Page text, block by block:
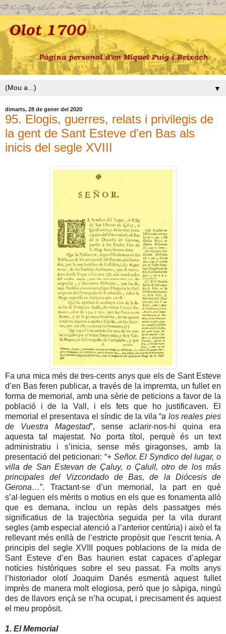
▼
dimarts, 28 de gener del 2020
95. Elogis, guerres, relats i privilegis de
la gent de Sant Esteve d'en Bas als
inicis del segle XVIII
Fa una mica més de tres-cents anys que els de Sant Esteve
d’en Bas feren publicar, a través de la impremta, un fullet en
forma de memorial, amb una sèrie de peticions a favor de la
població i de la Vall, i els fets que ho justificaven. El
memorial el presentava el síndic de la vila “a los reales pies
de Vuestra Magestad”, sense aclarir-nos-hi quina era
aquesta tal majestat. No porta títol, perquè és un text
administratiu i s’inicia, sense més giragonses, amb la
presentació del peticionari: “+ Señor. El Syndico del lugar, o
villa de San Estevan de Çaluy, o Çalull, otro de los más
principales del Vizcondado de Bas, de la Diócesis de
Gerona…”. Tractant-se d’un memorial, la part en què
s’al·leguen els mèrits o motius en els que es fonamenta allò
que es demana, inclou un repàs dels passatges més
significatius de la trajectòria seguida per la vila durant
segles (amb especial atenció a l’anterior centúria) i això el fa
rellevant més enllà de l’estricte propòsit que l'escrit tenia. A
principis del segle XVIII poques poblacions de la mida de
Sant Esteve d’en Bas haurien estat capaces d’aplegar
notícies històriques sobre el seu passat. Fa molts anys
l’historiador olotí Joaquim Danés esmentà aquest fullet
imprès de manera molt elogiosa, però que jo sàpiga, ningú
des de llavors ençà se n’ha ocupat, i precisament és aquest
el meu propòsit.
1. El Memorial